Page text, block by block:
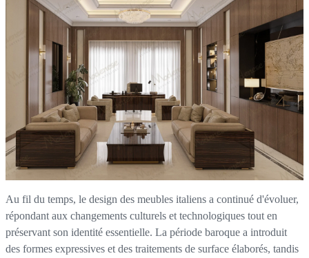
Au fil du temps, le design des meubles italiens a continué d'évoluer,
répondant aux changements culturels et technologiques tout en
préservant son identité essentielle. La période baroque a introduit
des formes expressives et des traitements de surface élaborés, tandis